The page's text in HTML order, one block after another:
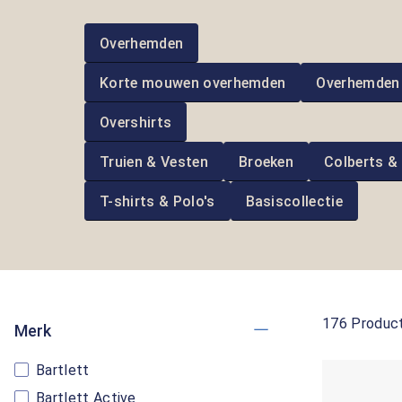
Overhemden
Korte mouwen overhemden
Overshirts
Truien & Vesten Broeken Colberts
T-shirts & Polo's Basiscollectie
Merk
Bartlett
Bartlett Active
176